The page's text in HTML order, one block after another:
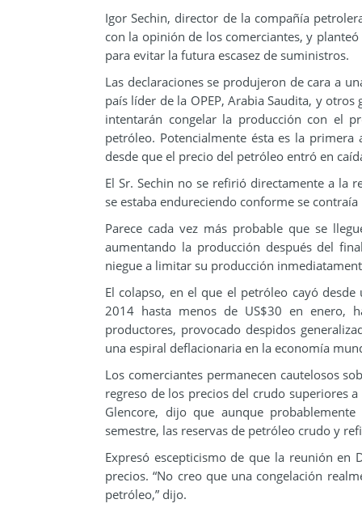
Igor Sechin, director de la compañía
con la opinión de los comerciantes, y
para evitar la futura escasez de suministros.
Las declaraciones se produjeron de cara a
país líder de la OPEP, Arabia Saudita, y
intentarán congelar la producción con el
petróleo. Potencialmente ésta es la
desde que el precio del petróleo entró en
El Sr. Sechin no se refirió directamente a la
se estaba endureciendo conforme se
Parece cada vez más probable que se
aumentando la producción después del
niegue a limitar su producción
El colapso, en el que el petróleo cayó
2014 hasta menos de US$30 en enero,
productores, provocado despidos
una espiral deflacionaria en la economía
Los comerciantes permanecen cautelosos
regreso de los precios del crudo superiores
Glencore, dijo que aunque
semestre, las reservas de petróleo crudo y
Expresó escepticismo de que la reunión en
precios. “No creo que una congelación
petróleo,” dijo.